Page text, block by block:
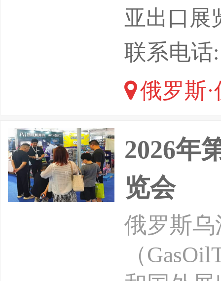
团
亚出口展
联系电话
俄罗斯·
2026年
览会
俄罗斯
（